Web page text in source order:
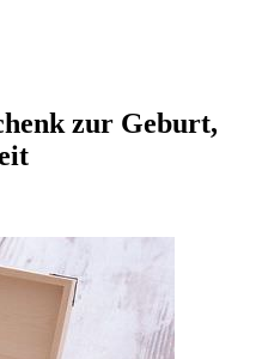
zur Geburt,